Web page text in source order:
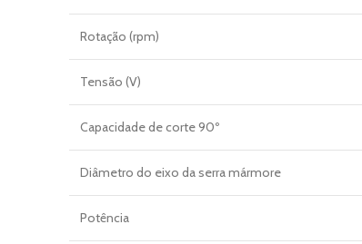
Rotação (rpm)
Tensão (V)
Capacidade de corte 90º
Diâmetro do eixo da serra mármore
Potência